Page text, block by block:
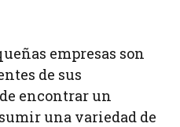
empresas son
de sus
encontrar un
una variedad de